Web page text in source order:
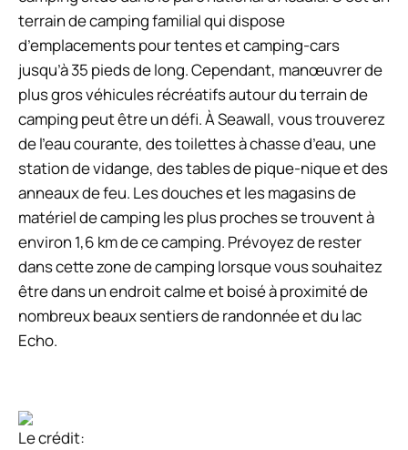
terrain de camping familial qui dispose
d’emplacements pour tentes et camping-cars
jusqu’à 35 pieds de long. Cependant, manœuvrer de
plus gros véhicules récréatifs autour du terrain de
camping peut être un défi. À Seawall, vous trouverez
de l’eau courante, des toilettes à chasse d’eau, une
station de vidange, des tables de pique-nique et des
anneaux de feu. Les douches et les magasins de
matériel de camping les plus proches se trouvent à
environ 1,6 km de ce camping. Prévoyez de rester
dans cette zone de camping lorsque vous souhaitez
être dans un endroit calme et boisé à proximité de
nombreux beaux sentiers de randonnée et du lac
Echo.
Le crédit: